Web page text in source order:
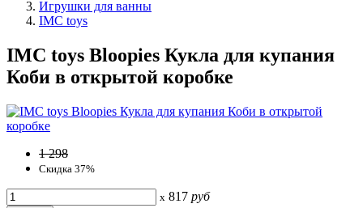
Игрушки для ванны
IMC toys
IMC toys Bloopies Кукла для купания
Коби в открытой коробке
1 298
Скидка 37%
x 817 руб